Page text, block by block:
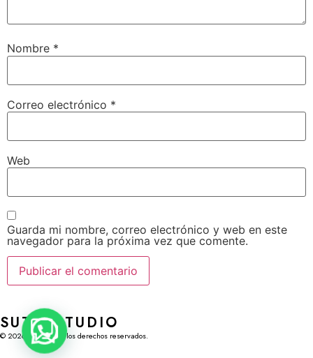
Nombre *
Correo electrónico *
Web
Guarda mi nombre, correo electrónico y web en este
navegador para la próxima vez que comente.
SUTÍL STUDIO
© 2026 Sutíl. Todos los derechos reservados.